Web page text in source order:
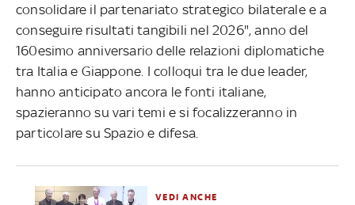
consolidare il partenariato strategico bilaterale e a
conseguire risultati tangibili nel 2026", anno del
160esimo anniversario delle relazioni diplomatiche
tra Italia e Giappone. I colloqui tra le due leader,
hanno anticipato ancora le fonti italiane,
spazieranno su vari temi e si focalizzeranno in
particolare su Spazio e difesa.
VEDI ANCHE